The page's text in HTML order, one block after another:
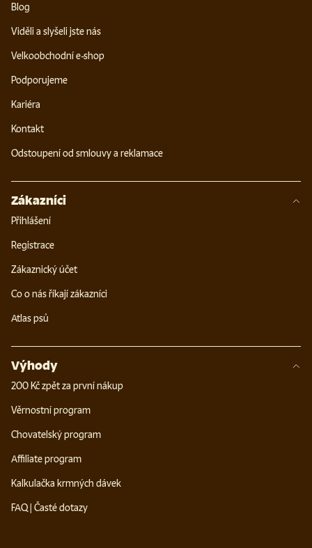
Blog
Viděli a slyšeli jste nás
Velkoobchodní e-shop
Podporujeme
Kariéra
Kontakt
Odstoupení od smlouvy a reklamace
Zákazníci
Přihlášení
Registrace
Zákaznický účet
Co o nás říkají zákazníci
Atlas psů
Výhody
200 Kč zpět za první nákup
Věrnostní program
Chovatelský program
Affiliate program
Kalkulačka krmných dávek
FAQ | Časté dotazy